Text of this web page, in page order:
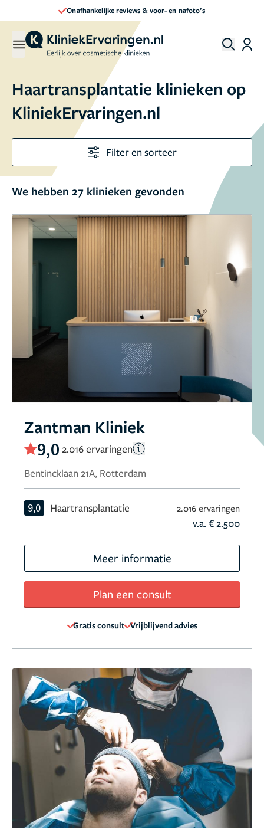
Direct een afspraak maken
Haartransplantatie klinieken op
KliniekErvaringen.nl
Filter en sorteer
We hebben 27 klinieken gevonden
Zantman Kliniek
9,0 2.016 ervaringen
Bentincklaan 21A, Rotterdam
9,0 Haartransplantatie 2.016 ervaringen
v.a. € 2.500
Meer informatie
Plan een consult
Gratis consult Vrijblijvend advies